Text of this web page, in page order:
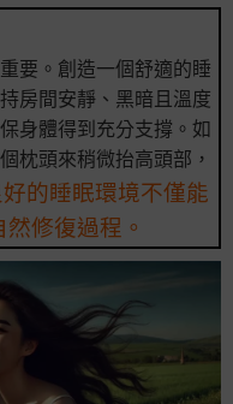
要。創造一個舒適的睡
房間安靜、黑暗且溫度
身體得到充分支撐。如
枕頭來稍微抬高頭部，
好的睡眠環境不僅能
修復過程。